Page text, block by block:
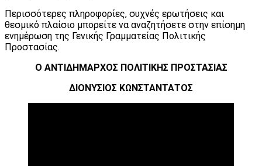
Περισσότερες πληροφορίες, συχνές ερωτήσεις και
θεσμικό πλαίσιο μπορείτε να αναζητήσετε στην επίσημη
ενημέρωση της ⁠Γενικής Γραμματείας Πολιτικής
Προστασίας.
Ο ΑΝΤΙΔΗΜΑΡΧΟΣ ΠΟΛΙΤΙΚΗΣ ΠΡΟΣΤΑΣΙΑΣ
ΔΙΟΝΥΣΙΟΣ ΚΩΝΣΤΑΝΤΑΤΟΣ